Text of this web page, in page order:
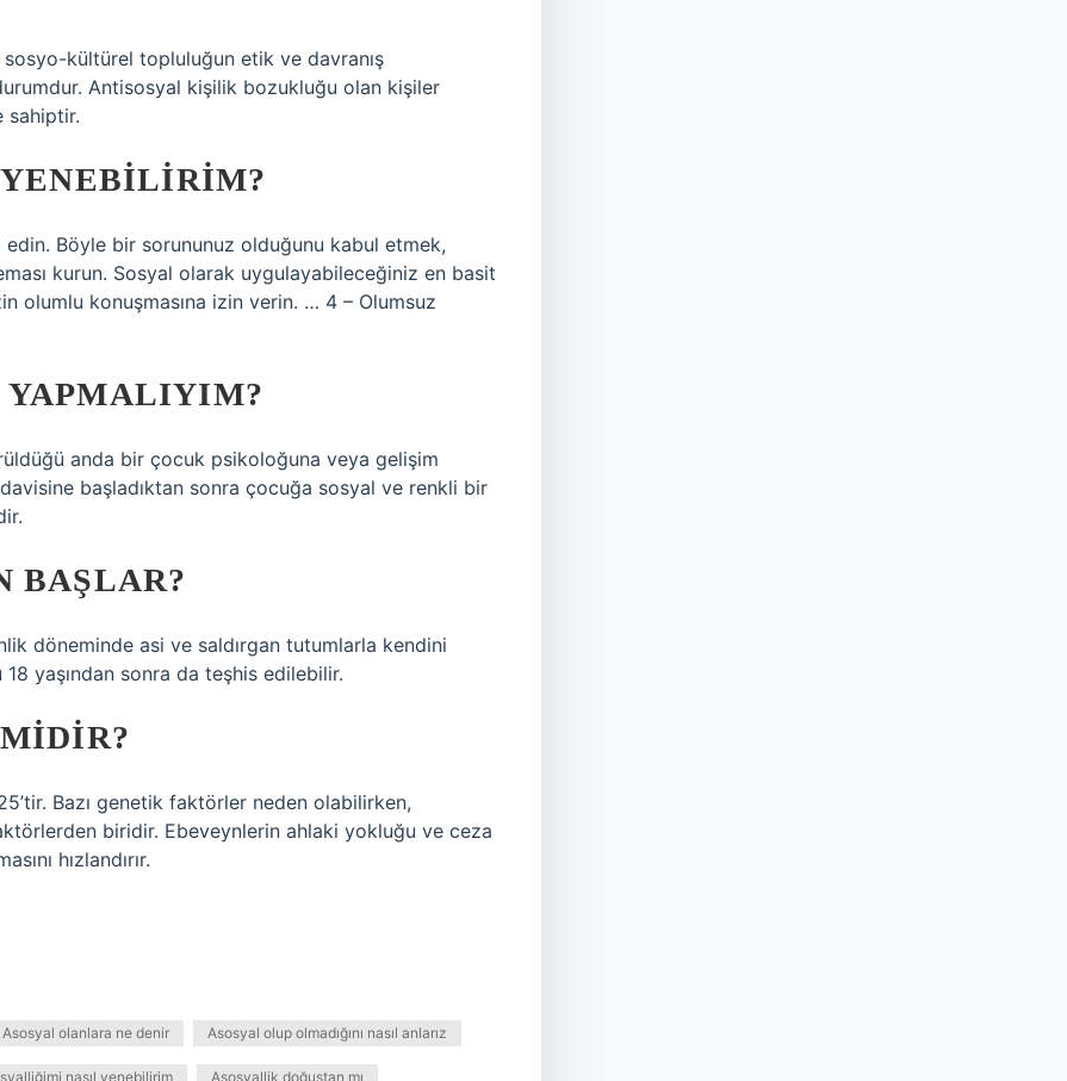
kültürel topluluğun etik ve davranış
Antisosyal kişilik bozukluğu olan kişiler
sahiptir.
Böyle bir sorununuz olduğunu kabul etmek,
kurun. Sosyal olarak uygulayabileceğiniz en basit
olumlu konuşmasına izin verin. … 4 – Olumsuz
YAPMALIYIM?
anda bir çocuk psikoloğuna veya gelişim
başladıktan sonra çocuğa sosyal ve renkli bir
BAŞLAR?
döneminde asi ve saldırgan tutumlarla kendini
yaşından sonra da teşhis edilebilir.
Bazı genetik faktörler neden olabilirken,
biridir. Ebeveynlerin ahlaki yokluğu ve ceza
hızlandırır.
Asosyal olanlara ne denir Asosyal olup olmadığını nasıl anlarız
nasıl yenebilirim Asosyallik doğuştan mı